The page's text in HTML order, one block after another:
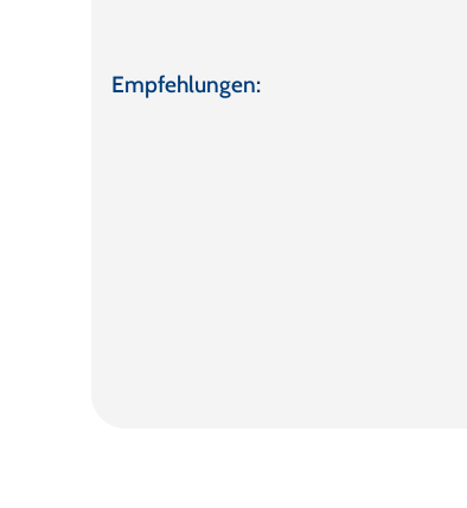
Empfehlungen: